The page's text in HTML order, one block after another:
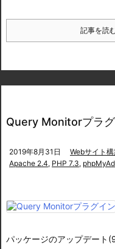
記事を読
Query Monitorプラ
2019年8月31日 Webサイト
Apache 2.4, PHP 7.3,
パッケージのアップデート